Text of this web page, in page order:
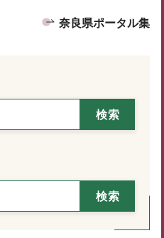
奈良県ポータル集